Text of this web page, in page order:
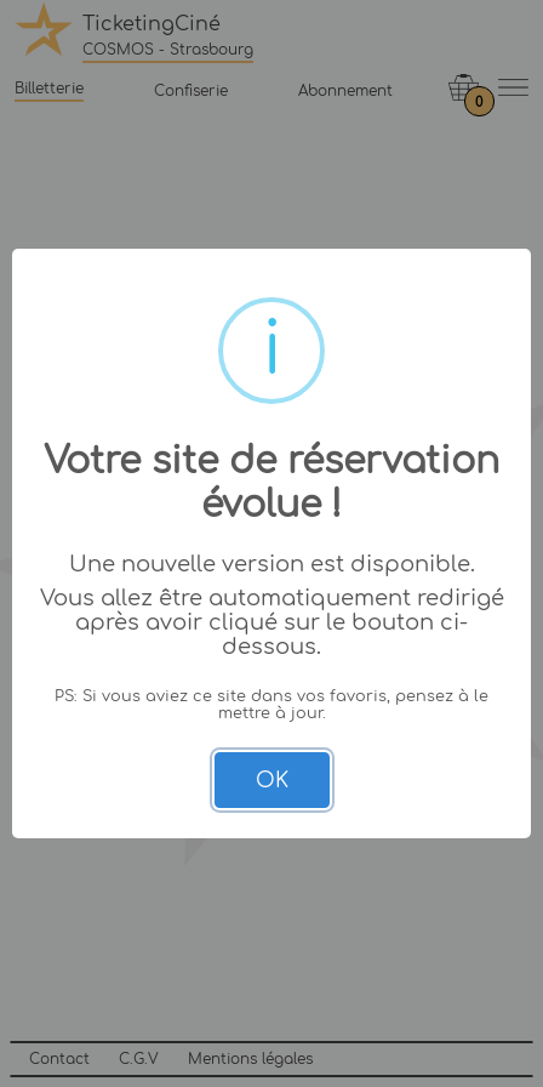
TicketingCiné
COSMOS - Strasbourg
Billetterie Confiserie Abonnement
0
Contact C.G.V Mentions légales
Votre site de réservation
évolue !
Une nouvelle version est disponible.
Vous allez être automatiquement redirigé
après avoir cliqué sur le bouton ci-
dessous.
PS: Si vous aviez ce site dans vos favoris, pensez à le
mettre à jour.
OK